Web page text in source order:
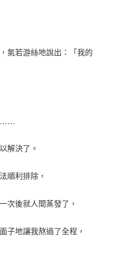
氣若游絲地說出：「我的
……
解決了。
順利排除，
次後就人間蒸發了，
子地讓我熬過了全程，